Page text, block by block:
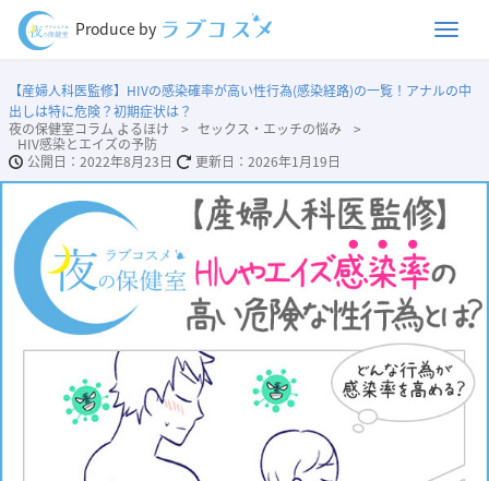
Produce by
【産婦人科医監修】HIVの感染確率が高い性行為(感染経路)の一覧！アナルの中
出しは特に危険？初期症状は？
夜の保健室コラム よるほけ
セックス・エッチの悩み
HIV感染とエイズの予防
2022年8月23日
2026年1月19日